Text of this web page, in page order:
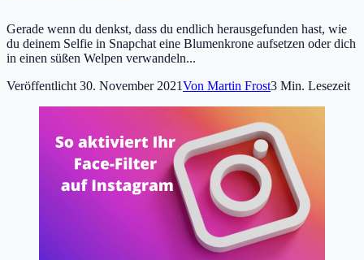
Gerade wenn du denkst, dass du endlich herausgefunden hast, wie
du deinem Selfie in Snapchat eine Blumenkrone aufsetzen oder dich
in einen süßen Welpen verwandeln...
Veröffentlicht 30. November 2021Von Martin Frost3 Min. Lesezeit